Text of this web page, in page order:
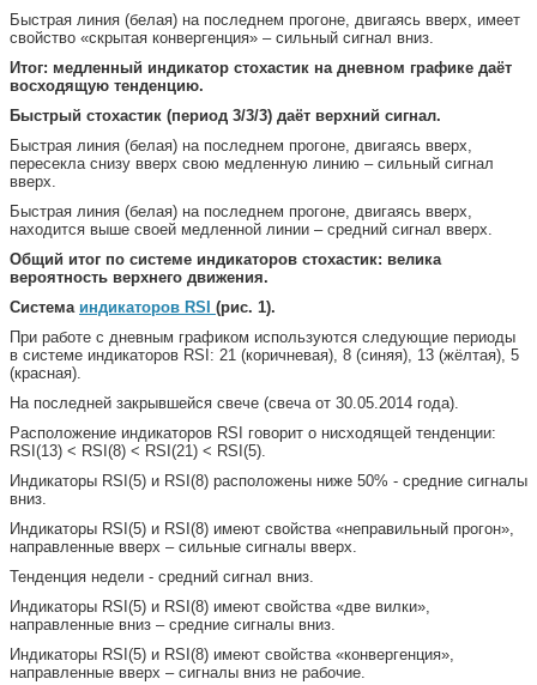
Быстрая линия (белая) на последнем прогоне, двигаясь вверх, имеет
свойство «скрытая конвергенция» – сильный сигнал вниз.
Итог: медленный индикатор стохастик на дневном графике даёт
восходящую тенденцию.
Быстрый стохастик (период 3/3/3) даёт верхний сигнал.
Быстрая линия (белая) на последнем прогоне, двигаясь вверх,
пересекла снизу вверх свою медленную линию – сильный сигнал
вверх.
Быстрая линия (белая) на последнем прогоне, двигаясь вверх,
находится выше своей медленной линии – средний сигнал вверх.
Общий итог по системе индикаторов стохастик: велика
вероятность верхнего движения.
Система индикаторов RSI (рис. 1).
При работе с дневным графиком используются следующие периоды
в системе индикаторов RSI: 21 (коричневая), 8 (синяя), 13 (жёлтая), 5
(красная).
На последней закрывшейся свече (свеча от 30.05.2014 года).
Расположение индикаторов RSI говорит о нисходящей тенденции:
RSI(13) < RSI(8) < RSI(21) < RSI(5).
Индикаторы RSI(5) и RSI(8) расположены ниже 50% - средние сигналы
вниз.
Индикаторы RSI(5) и RSI(8) имеют свойства «неправильный прогон»,
направленные вверх – сильные сигналы вверх.
Тенденция недели - средний сигнал вниз.
Индикаторы RSI(5) и RSI(8) имеют свойства «две вилки»,
направленные вниз – средние сигналы вниз.
Индикаторы RSI(5) и RSI(8) имеют свойства «конвергенция»,
направленные вверх – сигналы вниз не рабочие.